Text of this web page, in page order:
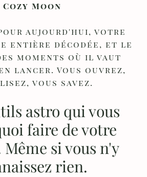
Cozy Moon
aujourd'hui, votre
entière décodée, et le
moments où il vaut
lancer. Vous ouvrez,
vous savez.
astro qui vous
faire de votre
si vous n'y
rien.